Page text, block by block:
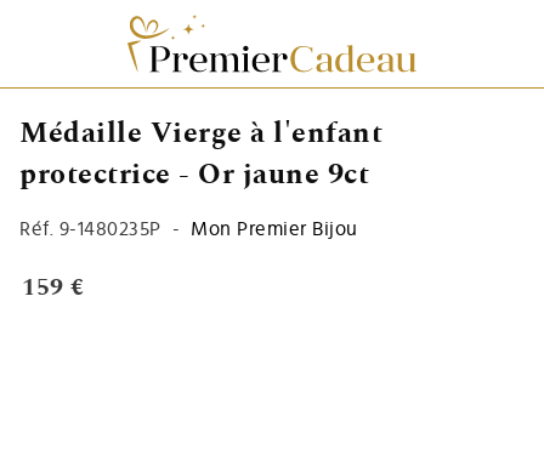
Médaille Vierge à l'enfant
protectrice - Or jaune 9ct
Réf. 9-1480235P - Mon Premier Bijou
159 €